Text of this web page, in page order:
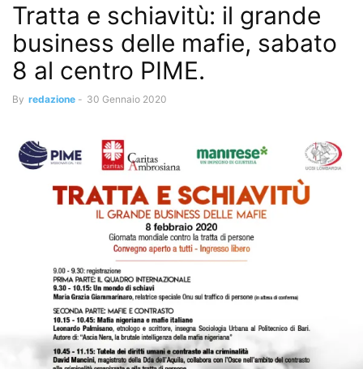
Tratta e schiavitù: il grande
business delle mafie, sabato
8 al centro PIME.
By redazione - 30 Gennaio 2020